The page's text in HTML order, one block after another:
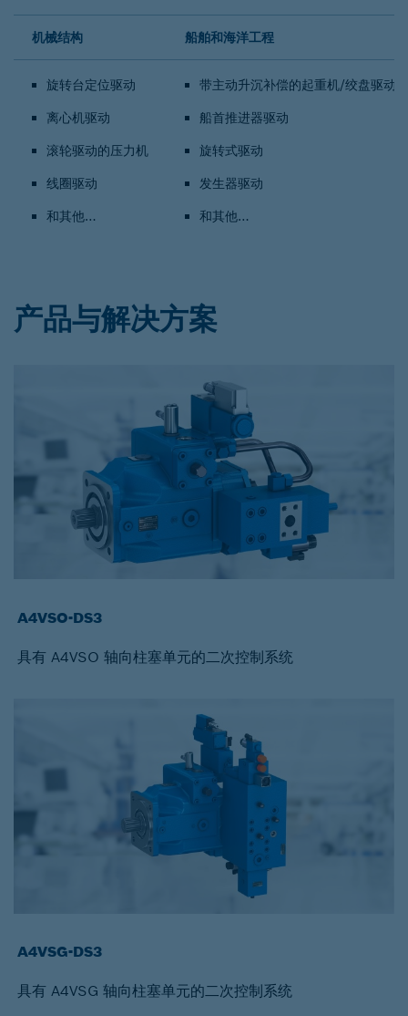
机械结构 船舶和海洋工程
旋转台定位驱动
离心机驱动
滚轮驱动的压力机
线圈驱动
和其他…
带主动升沉补偿的起重机/绞盘驱动
船首推进器驱动
旋转式驱动
发生器驱动
和其他…
产品与解决方案
A4VSO-DS3
具有 A4VSO 轴向柱塞单元的二次控制系统
A4VSG-DS3
具有 A4VSG 轴向柱塞单元的二次控制系统